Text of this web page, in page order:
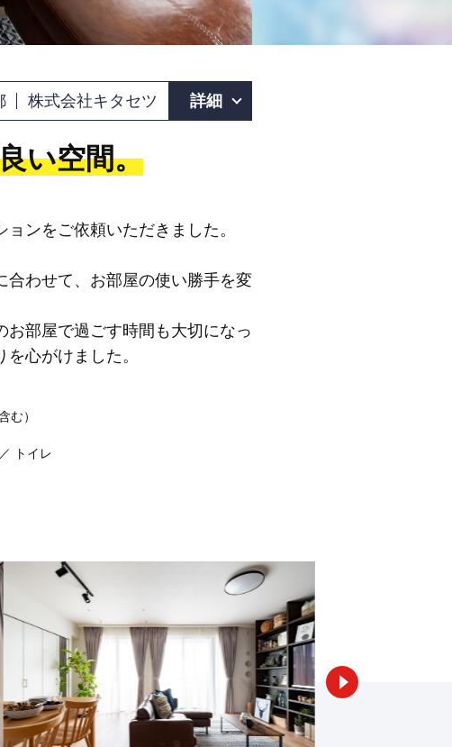
株式会社キタセツ 詳細
い空間。
ンをご依頼いただきました。
合わせて、お部屋の使い勝手を変
部屋で過ごす時間も大切になっ
心がけました。
む）
トイレ